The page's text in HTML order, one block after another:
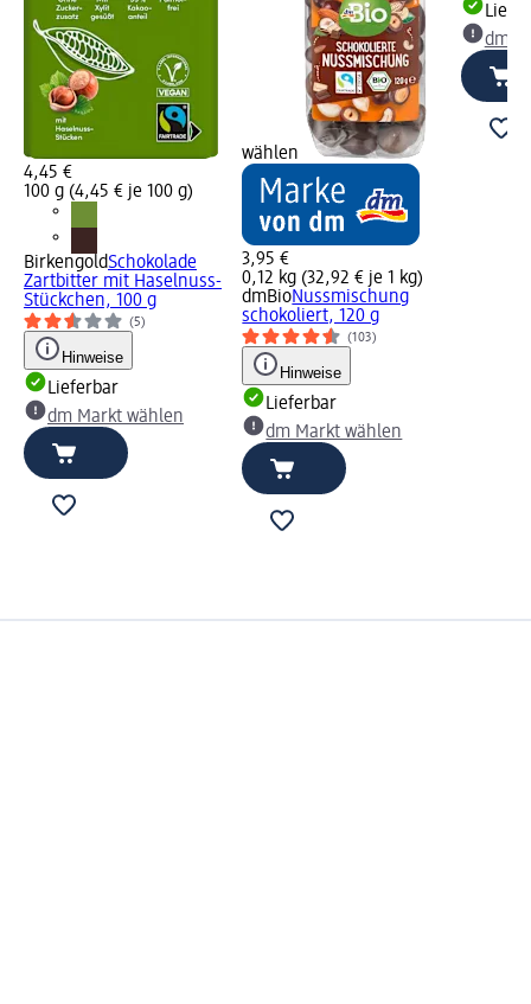
4,45 €
100 g (4,45 € je 100 g)
BirkengoldSchokolade
Zartbitter mit Haselnuss-
Stückchen, 100 g
(5)
Hinweise
Lieferbar
dm Markt wählen
wählen
3,95 €
0,12 kg (32,92 € je 1 kg)
dmBioNussmischung
schokoliert, 120 g
(103)
Hinweise
Lieferbar
dm Markt wählen
dm